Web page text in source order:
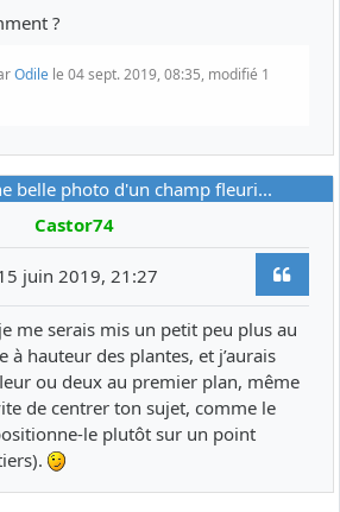
?
Odile le 04 sept. 2019, 08:35, modifié 1
belle photo d'un champ fleuri...
Castor74
juin 2019, 21:27
me serais mis un petit peu plus au
à hauteur des plantes, et j’aurais
ou deux au premier plan, même
de centrer ton sujet, comme le
le plutôt sur un point